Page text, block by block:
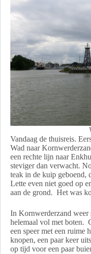
Vandaag de thuisreis.
Wad naar
een rechte lijn naar
steviger dan verwacht.
teak in de kuip geboend,
Lette even niet goed op
aan de grond. Het was
In Kornwerderzand weer
helemaal vol met boten.
een speer met een ruime
knopen, een paar keer
op tijd voor een paar